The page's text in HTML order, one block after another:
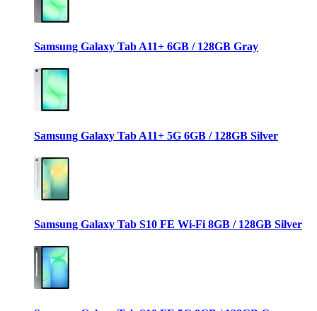
Samsung Galaxy Tab A11+ 6GB / 128GB Gray
Samsung Galaxy Tab A11+ 5G 6GB / 128GB Silver
Samsung Galaxy Tab S10 FE Wi-Fi 8GB / 128GB Silver